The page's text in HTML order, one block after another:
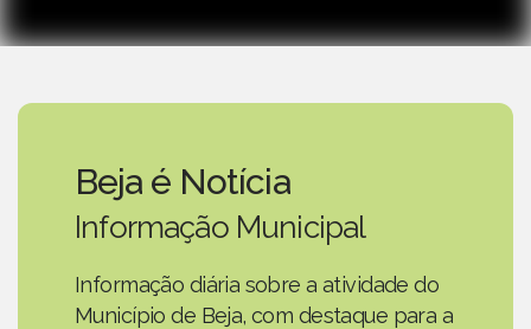
Beja é Notícia
Informação Municipal
Informação diária sobre a atividade do
Município de Beja, com destaque para a